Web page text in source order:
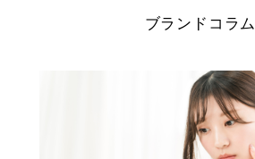
ブランドコラム